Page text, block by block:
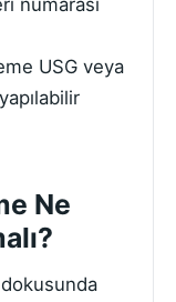
numarası
USG veya
Ne